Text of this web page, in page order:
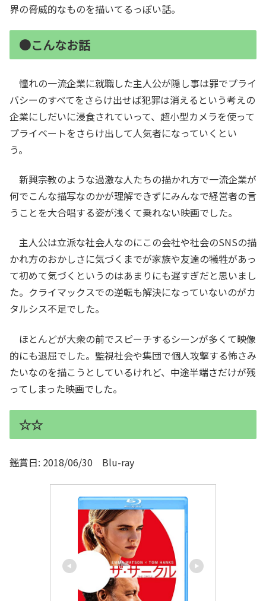
界の脅威的なものを描いてるっぽい話。
●こんなお話
憧れの一流企業に就職した主人公が隠し事は罪でプライ
バシーのすべてをさらけ出せば犯罪は消えるという考えの
企業にしだいに浸食されていって、超小型カメラを使って
プライベートをさらけ出して人気者になっていくとい
う。
新興宗教のような過激な人たちの描かれ方で一流企業が
何でこんな描写なのかが理解できずにみんなで経営者の言
うことを大合唱する姿が浅くて乗れない映画でした。
主人公は立派な社会人なのにこの会社や社会のSNSの描
かれ方のおかしさに気づくまでが家族や友達の犠牲があっ
て初めて気づくというのはあまりにも遅すぎだと思いまし
た。クライマックスでの逆転も解決になっていないのがカ
タルシス不足でした。
ほとんどが大衆の前でスピーチするシーンが多くて映像
的にも退屈でした。監視社会や集団で個人攻撃する怖さみ
たいなのを描こうとしているけれど、中途半端さだけが残
ってしまった映画でした。
☆☆
鑑賞日: 2018/06/30 Blu-ray